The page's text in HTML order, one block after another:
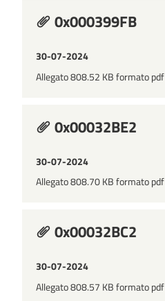
0x000399FB
30-07-2024
Allegato 808.52 KB formato pdf
0x00032BE2
30-07-2024
Allegato 808.70 KB formato pdf
0x00032BC2
30-07-2024
Allegato 808.57 KB formato pdf